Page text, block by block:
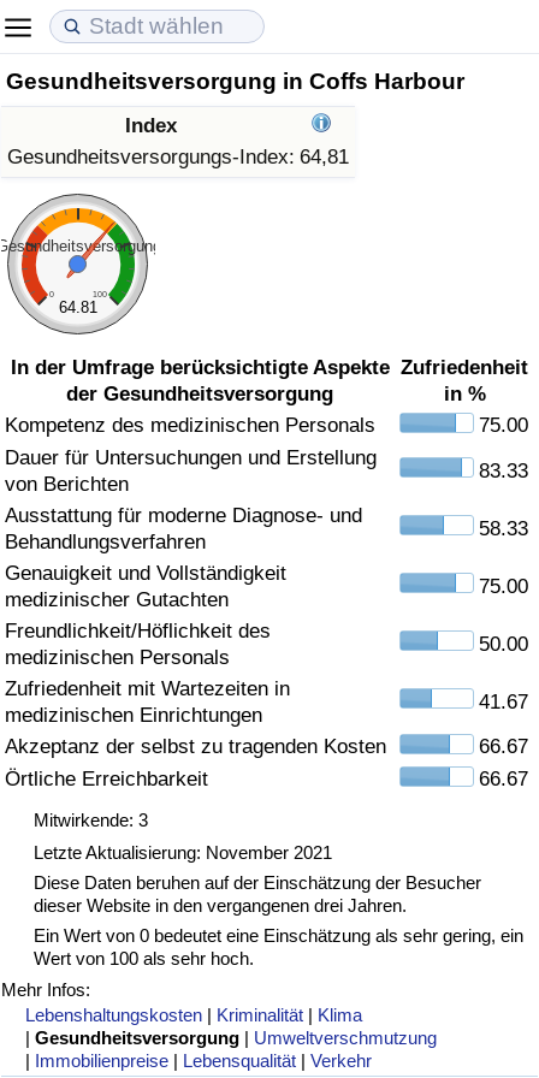
Gesundheitsversorgung in Coffs Harbour
Index
Gesundheitsversorgungs-Index: 64,81
0 100
64.81
In der Umfrage berücksichtigte Aspekte
der Gesundheitsversorgung
Zufriedenheit
in %
Kompetenz des medizinischen Personals
75.00
Dauer für Untersuchungen und Erstellung
von Berichten
83.33
Ausstattung für moderne Diagnose- und
Behandlungsverfahren
58.33
Genauigkeit und Vollständigkeit
medizinischer Gutachten
75.00
Freundlichkeit/Höflichkeit des
medizinischen Personals
50.00
Zufriedenheit mit Wartezeiten in
medizinischen Einrichtungen
41.67
Akzeptanz der selbst zu tragenden Kosten
66.67
Örtliche Erreichbarkeit
66.67
Mitwirkende: 3
Letzte Aktualisierung: November 2021
Diese Daten beruhen auf der Einschätzung der Besucher
dieser Website in den vergangenen drei Jahren.
Ein Wert von 0 bedeutet eine Einschätzung als sehr gering, ein
Wert von 100 als sehr hoch.
Mehr Infos:
Lebenshaltungskosten | Kriminalität | Klima
|Gesundheitsversorgung | Umweltverschmutzung
| Immobilienpreise | Lebensqualität |Verkehr
Lebenshaltungskosten
Lebenshaltungskosten-Index (aktuell)
Lebenshaltungskosten-Index
Lebenshaltungskosten-Index nach Land
in Akaba
Immobilienpreise
Immobilienpreis-Index (aktuell)
Immobilienpreis-Index
Immobilienpreis-Index nach Land
Lebensqualität
Lebensqualität-Index
Lebensqualität-Index (aktuell)
Lebensqualitätsindex nach Land
Kriminalität
Kriminalitäts-Index (aktuell)
Kriminalitäts-Index
Kriminalitätsindex nach Land
Gesundheitsversorgung
Gesundheitsversorgungs-Index (aktuell)
Gesundheitsversorgungs-Index
Gesundheitsversorgungs-Index nach Land
Umweltverschmutzung
Umweltverschmutzungs-Index (aktuell)
Verschmutzungsindex
Umweltverschmutzungs-Index nach Land
Verkehr